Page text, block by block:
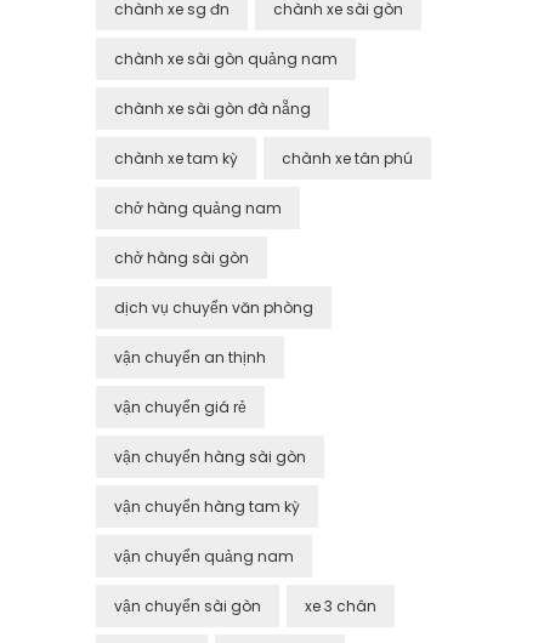
chành xe sg đn chành xe sài gòn
chành xe sài gòn quảng nam
chành xe sài gòn đà nẵng
chành xe tam kỳ chành xe tân phú
chở hàng quảng nam
chở hàng sài gòn
dịch vụ chuyển văn phòng
vận chuyển an thịnh
vận chuyển giá rẻ
vận chuyển hàng sài gòn
vận chuyển hàng tam kỳ
vận chuyển quảng nam
vận chuyển sài gòn xe 3 chân